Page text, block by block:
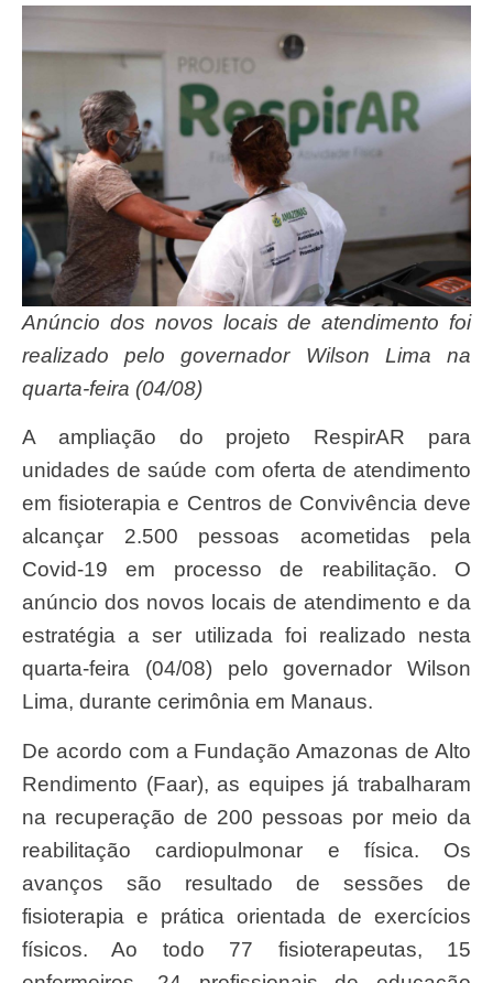
Anúncio dos novos locais de atendimento foi
realizado pelo governador Wilson Lima na
quarta-feira (04/08)
A ampliação do projeto RespirAR para
unidades de saúde com oferta de atendimento
em fisioterapia e Centros de Convivência deve
alcançar 2.500 pessoas acometidas pela
Covid-19 em processo de reabilitação. O
anúncio dos novos locais de atendimento e da
estratégia a ser utilizada foi realizado nesta
quarta-feira (04/08) pelo governador Wilson
Lima, durante cerimônia em Manaus.
De acordo com a Fundação Amazonas de Alto
Rendimento (Faar), as equipes já trabalharam
na recuperação de 200 pessoas por meio da
reabilitação cardiopulmonar e física. Os
avanços são resultado de sessões de
fisioterapia e prática orientada de exercícios
físicos. Ao todo 77 fisioterapeutas, 15